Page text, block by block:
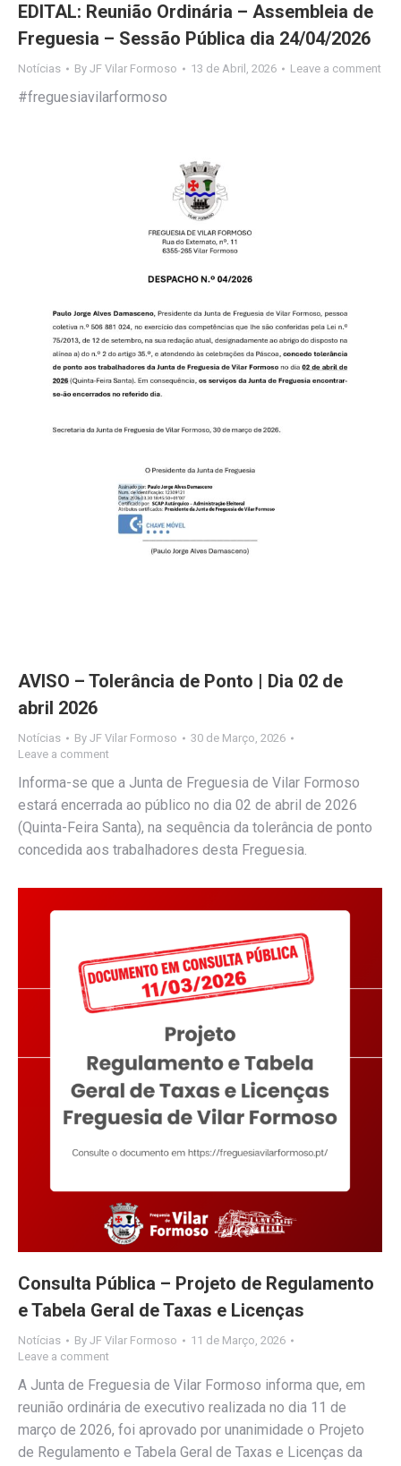
EDITAL: Reunião Ordinária – Assembleia de
Freguesia – Sessão Pública dia 24/04/2026
Notícias By JF Vilar Formoso 13 de Abril, 2026 Leave a comment
#freguesiavilarformoso
AVISO – Tolerância de Ponto | Dia 02 de
abril 2026
Notícias By JF Vilar Formoso
30 de Março, 2026
Leave a comment
Informa-se que a Junta de Freguesia de Vilar Formoso
estará encerrada ao público no dia 02 de abril de 2026
(Quinta-Feira Santa), na sequência da tolerância de ponto
concedida aos trabalhadores desta Freguesia.
Consulta Pública – Projeto de Regulamento
e Tabela Geral de Taxas e Licenças
Notícias By JF Vilar Formoso
11 de Março, 2026
Leave a comment
A Junta de Freguesia de Vilar Formoso informa que, em
reunião ordinária de executivo realizada no dia 11 de
março de 2026, foi aprovado por unanimidade o Projeto
de Regulamento e Tabela Geral de Taxas e Licenças da